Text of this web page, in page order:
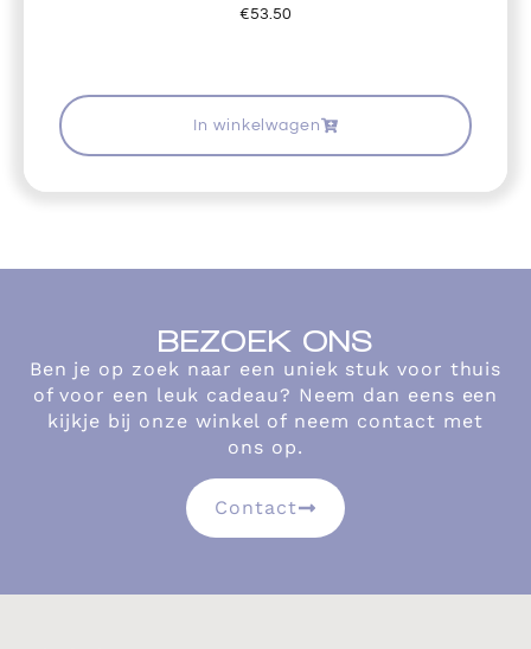
€53.50
In winkelwagen
BEZOEK ONS
Ben je op zoek naar een uniek stuk voor thuis
of voor een leuk cadeau? Neem dan eens een
kijkje bij onze winkel of neem contact met
ons op.
Contact